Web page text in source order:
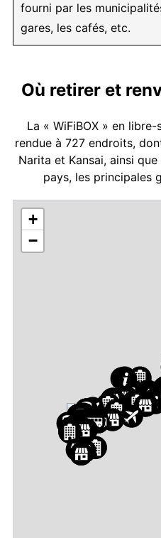
fourni par les
gares, les cafés, etc.
Où retirer et
La « WiFiBOX » en
rendue à 727 endroits,
Narita et Kansai, ainsi
pays, les principales
+
−